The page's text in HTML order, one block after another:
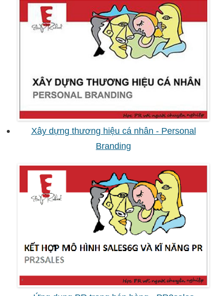
Xây dựng thương hiệu cá nhân - Personal
Branding